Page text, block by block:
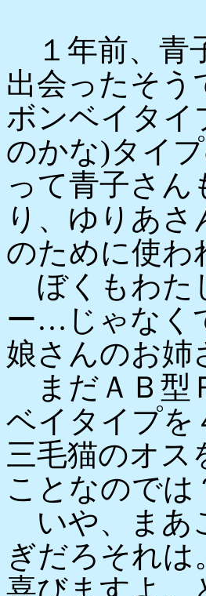
１年前、青
出会ったそう
ボンベイタイ
のかな)タイ
って青子さ
り、ゆりあ
のために使わ
ぼくもわた
ー…じゃなく
娘さんのお姉
まだＡＢ型
ベイタイプを
三毛猫のオス
ことなのでは
いや、まあ
ぎだろそれ
喜びますよ。